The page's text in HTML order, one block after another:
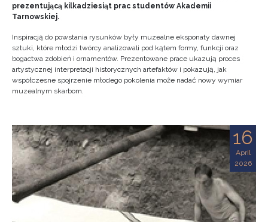
prezentującą kilkadziesiąt prac studentów Akademii
Tarnowskiej.
Inspiracją do powstania rysunków były muzealne eksponaty dawnej
sztuki, które młodzi twórcy analizowali pod kątem formy, funkcji oraz
bogactwa zdobień i ornamentów. Prezentowane prace ukazują proces
artystycznej interpretacji historycznych artefaktów i pokazują, jak
współczesne spojrzenie młodego pokolenia może nadać nowy wymiar
muzealnym skarbom.
16
April
2026